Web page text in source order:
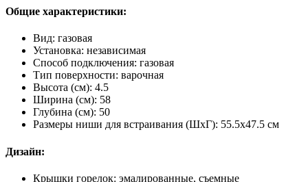
Общие характеристики:
Вид: газовая
Установка: независимая
Способ подключения: газовая
Тип поверхности: варочная
Высота (см): 4.5
Ширина (см): 58
Глубина (см): 50
Размеры ниши для встраивания (ШхГ): 55.5х47.5 см
Дизайн:
Крышки горелок: эмалированные, съемные